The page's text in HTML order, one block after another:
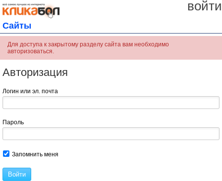
войти
Сайты
Для доступа к закрытому разделу сайта вам необходимо
авторизоваться.
Авторизация
Логин или эл. почта
Пароль
Запомнить меня
Войти